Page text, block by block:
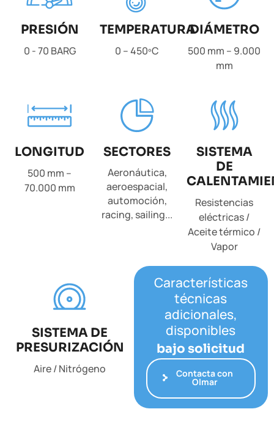
PRESIÓN
0 - 70 BARG
TEMPERATURA
0 – 450ºC
DIÁMETRO
500 mm – 9.000
mm
LONGITUD
500 mm –
70.000 mm
SECTORES
Aeronáutica,
aeroespacial,
automoción,
racing, sailing...
SISTEMA
DE
Resistencias
eléctricas /
Aceite térmico /
Vapor
SISTEMA DE
PRESURIZACIÓN
Aire / Nitrógeno
Características
técnicas
adicionales,
disponibles
bajo solicitud
Contacta con
Olmar